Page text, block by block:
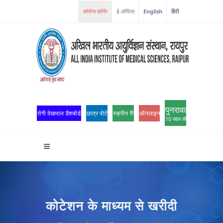
कोरोना कॉर्नर ई-ऑफिस English हिंदी
रोगी देखभाल डैशबोर्ड छात्र पोर्टल स्क्रीन रीडर एक्सेसऑनलाइन ओपीडी पंजीकरण
पुनरावर्तन
10 साल की उत्कृष्टता
कोटेशन के माध्यम से खरीदी